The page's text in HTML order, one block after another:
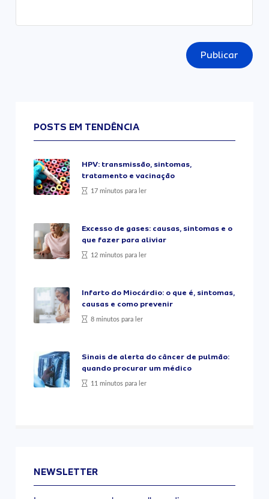
Publicar
POSTS EM TENDÊNCIA
HPV: transmissão, sintomas,
tratamento e vacinação
17 minutos para ler
Excesso de gases: causas, sintomas e o
que fazer para aliviar
12 minutos para ler
Infarto do Miocárdio: o que é, sintomas,
causas e como prevenir
8 minutos para ler
Sinais de alerta do câncer de pulmão:
quando procurar um médico
11 minutos para ler
NEWSLETTER